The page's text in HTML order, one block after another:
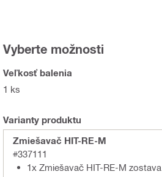
Vyberte možnosti
Veľkosť balenia
1 ks
Varianty produktu
Zmiešavač HIT-RE-M
#337111
1x Zmiešavač HIT-RE-M zostava